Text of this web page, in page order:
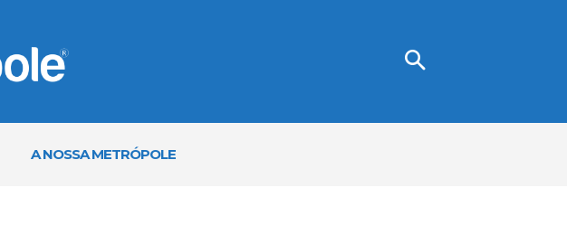
A NOSSA METRÓPOLE